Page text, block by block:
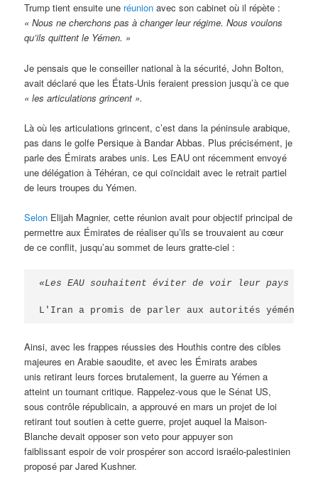
Trump tient ensuite une réunion avec son cabinet où il répète :
« Nous ne cherchons pas à changer leur régime. Nous voulons
qu’ils quittent le Yémen. »
Je pensais que le conseiller national à la sécurité, John Bolton,
avait déclaré que les États-Unis feraient pression jusqu’à ce que
« les articulations grincent ».
Là où les articulations grincent, c’est dans la péninsule arabique,
pas dans le golfe Persique à Bandar Abbas. Plus précisément, je
parle des Émirats arabes unis. Les EAU ont récemment envoyé
une délégation à Téhéran, ce qui coïncidait avec le retrait partiel
de leurs troupes du Yémen.
Selon Elijah Magnier, cette réunion avait pour objectif principal de
permettre aux Émirates de réaliser qu’ils se trouvaient au cœur
de ce conflit, jusqu’au sommet de leurs gratte-ciel :
«Les EAU souhaitent éviter de voir leur pays
L'Iran a promis de parler aux autorités
Ainsi, avec les frappes réussies des Houthis contre des cibles
majeures en Arabie saoudite, et avec les Émirats arabes
unis retirant leurs forces brutalement, la guerre au Yémen a
atteint un tournant critique. Rappelez-vous que le Sénat US,
sous contrôle républicain, a approuvé en mars un projet de loi
retirant tout soutien à cette guerre, projet auquel la Maison-
Blanche devait opposer son veto pour appuyer son
faiblissant espoir de voir prospérer son accord israélo-palestinien
proposé par Jared Kushner.